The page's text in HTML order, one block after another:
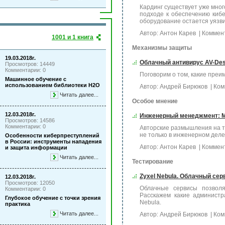
1001 и 1 книга
19.03.2018г.
Просмотров: 14449
Комментарии: 0
Машинное обучение с
использованием библиотеки Н2О
Читать далее...
12.03.2018г.
Просмотров: 14586
Комментарии: 0
Особенности киберпреступлений
в России: инструменты нападения
и защита информации
Читать далее...
12.03.2018г.
Просмотров: 12050
Комментарии: 0
Глубокое обучение с точки зрения
практика
Читать далее...
Кардинг существует уже
подходе к обеспечению
оборудование остается
Автор: Антон Карев
|
Механизмы защиты
Облачный антивирус AV-
Поговорим о том, какие
Автор: Андрей Бирюков
|
Особое мнение
Инженерный менеджмент:
Авторские размышления на
не только в инженерном
Автор: Антон Карев
|
Тестирование
Zyxel Nebula. Облачный
Облачные сервисы
Расскажем какие
Nebula.
Автор: Андрей Бирюков
|